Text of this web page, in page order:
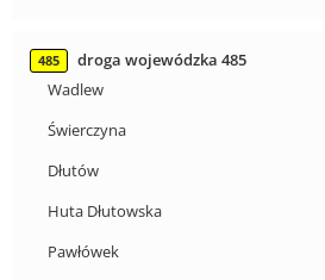
485
droga wojewódzka 485
Wadlew
Świerczyna
Dłutów
Huta Dłutowska
Pawłówek